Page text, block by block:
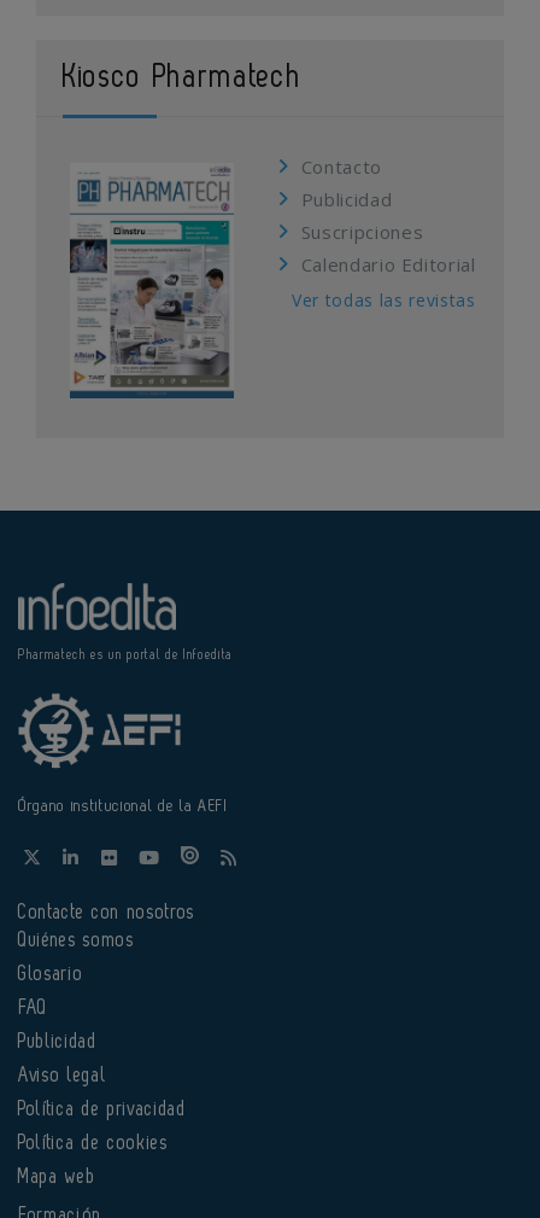
Kiosco Pharmatech
Contacto
Publicidad
Suscripciones
Calendario Editorial
Ver todas las revistas
Pharmatech es un portal de Infoedita
Órgano institucional de la AEFI
Contacte con nosotros
Quiénes somos
Glosario
FAQ
Publicidad
Aviso legal
Política de privacidad
Política de cookies
Mapa web